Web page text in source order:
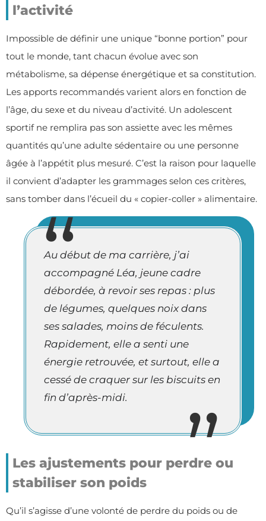
l’activité
Impossible de définir une unique “bonne portion” pour
tout le monde, tant chacun évolue avec son
métabolisme, sa dépense énergétique et sa constitution.
Les apports recommandés varient alors en fonction de
l’âge, du sexe et du niveau d’activité. Un adolescent
sportif ne remplira pas son assiette avec les mêmes
quantités qu’une adulte sédentaire ou une personne
âgée à l’appétit plus mesuré. C’est la raison pour laquelle
il convient d’adapter les grammages selon ces critères,
sans tomber dans l’écueil du « copier-coller » alimentaire.
Au début de ma carrière, j’ai
accompagné Léa, jeune cadre
débordée, à revoir ses repas : plus
de légumes, quelques noix dans
ses salades, moins de féculents.
Rapidement, elle a senti une
énergie retrouvée, et surtout, elle a
cessé de craquer sur les biscuits en
fin d’après-midi.
Les ajustements pour perdre ou
stabiliser son poids
Qu’il s’agisse d’une volonté de perdre du poids ou de